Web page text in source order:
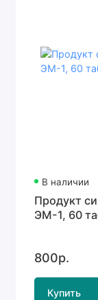
В наличии
Продукт
ЭМ-1, 60
800р.
Купить